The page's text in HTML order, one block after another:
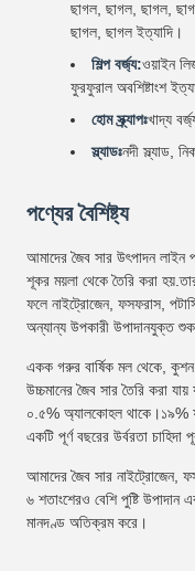
ছাগল, ছাগল, ছাগল,
ছাগল, ছাগল ইত্যাদি।
শিল্প বর্জ্য:ওয়াইন
ফুরফুরাল অবশিষ্টাংশ
হোম স্ক্র্যাপঃখাদ্য
স্ল্যাডঃনদী স্ল্যাড,
পণ্যের বৈশিষ্ট্য
আমাদের জৈব সার উৎপাদন
শূকর ময়লা থেকে তৈরি করা
ফলে নাইট্রোজেন, ফসফরাস,
অন্যান্য উপকারী উপাদানযুক্ত
একক গরুর বার্ষিক মল থেকে,
উচ্চমানের জৈব সার তৈরি করা
০.৫% অ্যালকোহল থাকে।১৯%
একটি পূর্ণ বছরের উর্বরতা চাহিদা
আমাদের জৈব সার নাইট্রোজেন,
৬ শতাংশেরও বেশি পুষ্টি উপাদান
মানদণ্ড অতিক্রম করে।